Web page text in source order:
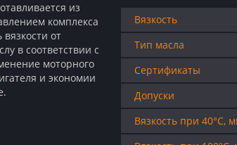
из
комплекса
от
в соответствии с
моторного
и экономии
Вязкость
Тип масла
Сертификаты
Допуски
Вязкость при 40°C,